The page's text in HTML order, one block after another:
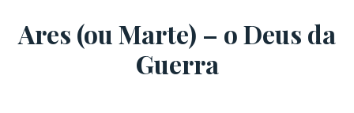
Ares (ou Marte) – o Deus da
Guerra